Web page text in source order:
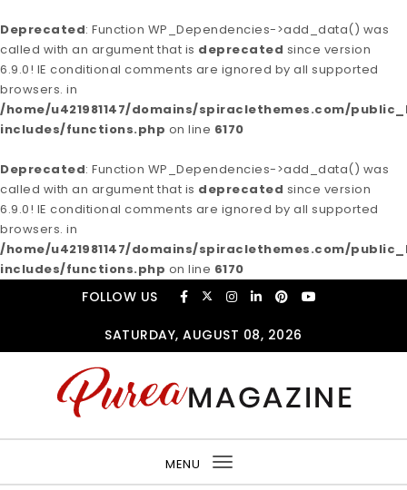
Deprecated: Function WP_Dependencies->add_data() was
called with an argument that is deprecated since version
6.9.0! IE conditional comments are ignored by all supported
browsers. in
/home/u421981147/domains/spiraclethemes.com/
includes/functions.php on line 6170
Deprecated: Function WP_Dependencies->add_data() was
called with an argument that is deprecated since version
6.9.0! IE conditional comments are ignored by all supported
browsers. in
/home/u421981147/domains/spiraclethemes.com/
includes/functions.php on line 6170
Skip to contentFOLLOW US
SATURDAY, AUGUST 08, 2026
MENU
Toggle